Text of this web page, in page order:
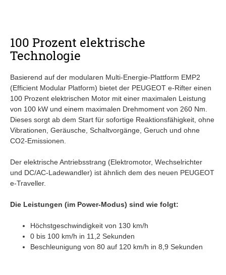
100 Prozent elektrische
Technologie
Basierend auf der modularen Multi-Energie-Plattform EMP2
(Efficient Modular Platform) bietet der PEUGEOT e-Rifter einen
100 Prozent elektrischen Motor mit einer maximalen Leistung
von 100 kW und einem maximalen Drehmoment von 260 Nm.
Dieses sorgt ab dem Start für sofortige Reaktionsfähigkeit, ohne
Vibrationen, Geräusche, Schaltvorgänge, Geruch und ohne
CO2-Emissionen.
Der elektrische Antriebsstrang (Elektromotor, Wechselrichter
und DC/AC-Ladewandler) ist ähnlich dem des neuen PEUGEOT
e-Traveller.
Die Leistungen (im Power-Modus) sind wie folgt:
Höchstgeschwindigkeit von 130 km/h
0 bis 100 km/h in 11,2 Sekunden
Beschleunigung von 80 auf 120 km/h in 8,9 Sekunden